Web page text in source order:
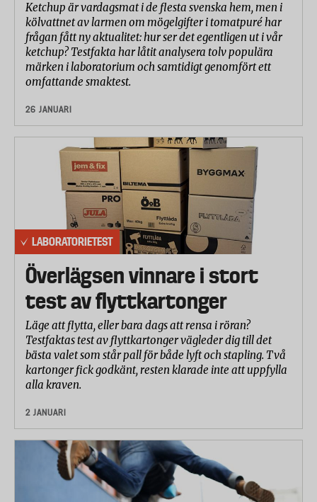
Ketchup är vardagsmat i de flesta svenska hem, men i
kölvattnet av larmen om mögelgifter i tomatpuré har
frågan fått ny aktualitet: hur ser det egentligen ut i vår
ketchup? Testfakta har låtit analysera tolv populära
märken i laboratorium och samtidigt genomfört ett
omfattande smaktest.
26 JANUARI
LABORATORIETEST
Överlägsen vinnare i stort
test av flyttkartonger
Läge att flytta, eller bara dags att rensa i röran?
Testfaktas test av flyttkartonger vägleder dig till det
bästa valet som står pall för både lyft och stapling. Två
kartonger fick godkänt, resten klarade inte att uppfylla
alla kraven.
2 JANUARI